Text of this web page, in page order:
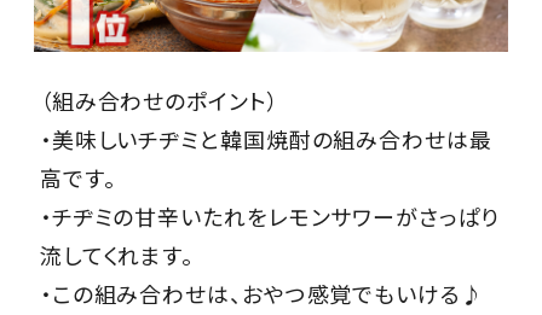
（組み合わせのポイント）
・美味しいチヂミと韓国焼酎の組み合わせは最
高です。
・チヂミの甘辛いたれをレモンサワーがさっぱり
流してくれます。
・この組み合わせは、おやつ感覚でもいける♪